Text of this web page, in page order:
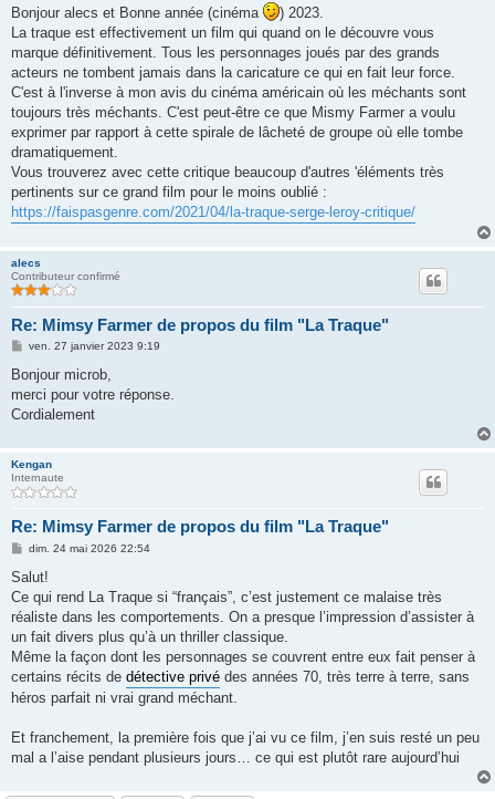
s
s
a
g
e
Bonjour alecs et Bonne année (cinéma
) 2023.
La traque est effectivement un film qui quand on le découvre vous
marque définitivement. Tous les personnages joués par des grands
acteurs ne tombent jamais dans la caricature ce qui en fait leur force.
C'est à l'inverse à mon avis du cinéma américain où les méchants sont
toujours très méchants. C'est peut-être ce que Mismy Farmer a voulu
exprimer par rapport à cette spirale de lâcheté de groupe où elle tombe
dramatiquement.
Vous trouverez avec cette critique beaucoup d'autres 'éléments très
pertinents sur ce grand film pour le moins oublié :
https://faispasgenre.com/2021/04/la-traque-serge-leroy-critique/
alecs
Contributeur confirmé
Re: Mimsy Farmer de propos du film "La Traque"
M
s
a
g
ven. 27 janvier 2023 9:19
Bonjour microb,
merci pour votre réponse.
Сordialement
Kengan
Internaute
Re: Mimsy Farmer de propos du film "La Traque"
M
s
a
g
dim. 24 mai 2026 22:54
Salut!
Ce qui rend La Traque si “français”, c’est justement ce malaise très
réaliste dans les comportements. On a presque l’impression d’assister à
un fait divers plus qu’à un thriller classique.
Même la façon dont les personnages se couvrent entre eux fait penser à
certains récits de détective privé des années 70, très terre à terre, sans
héros parfait ni vrai grand méchant.
Et franchement, la première fois que j’ai vu ce film, j’en suis resté un peu
mal a l’aise pendant plusieurs jours… ce qui est plutôt rare aujourd’hui